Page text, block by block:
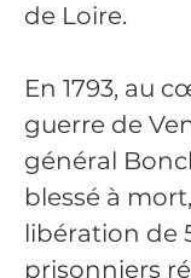
de Loire.
En 1793, au
guerre de
général
blessé à
libération de
prisonniers